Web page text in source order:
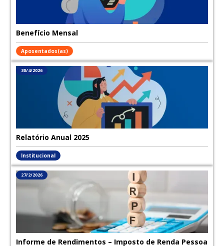
Benefício Mensal
Aposentados(as)
30/4/2026
Relatório Anual 2025
Institucional
27/2/2026
Informe de Rendimentos – Imposto de Renda Pessoa